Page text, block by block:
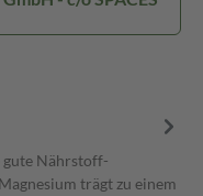
gute Nährstoff-
trägt zu einem